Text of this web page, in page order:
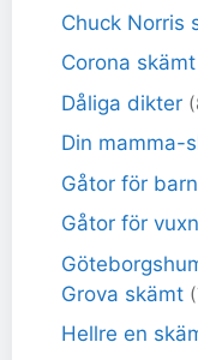
Chuck Norris
Corona skämt
Dåliga dikter
Din mamma-
Gåtor för barn
Gåtor för
Grova skämt
Hellre en